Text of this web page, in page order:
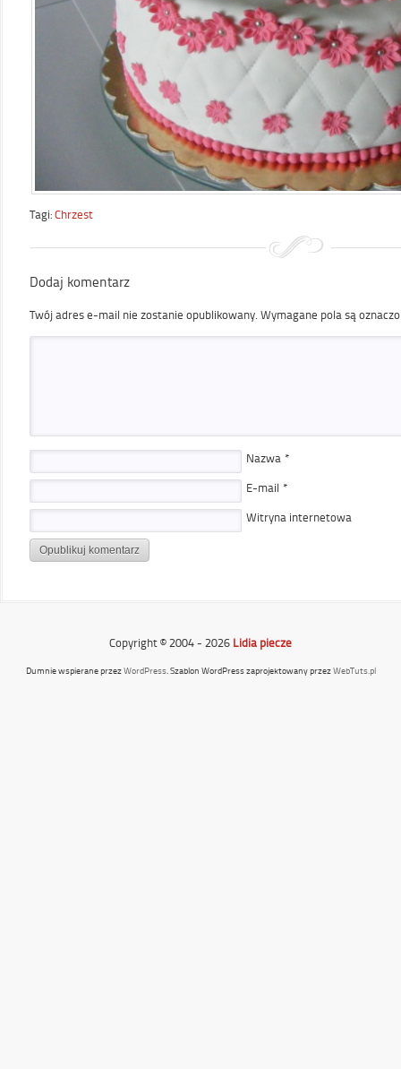
Tagi: Chrzest
Dodaj komentarz
Twój adres e-mail nie zostanie opublikowany. Wymagane pola są
Nazwa *
E-mail *
Witryna internetowa
Copyright © 2004 - 2026 Lidia piecze
Dumnie wspierane przezWordPress. Szablon WordPress zaprojektowany przezWebTuts.pl